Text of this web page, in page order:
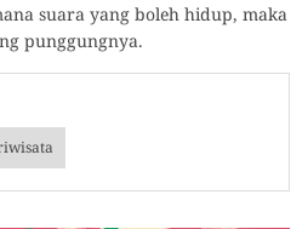
suara yang boleh hidup, maka
punggungnya.